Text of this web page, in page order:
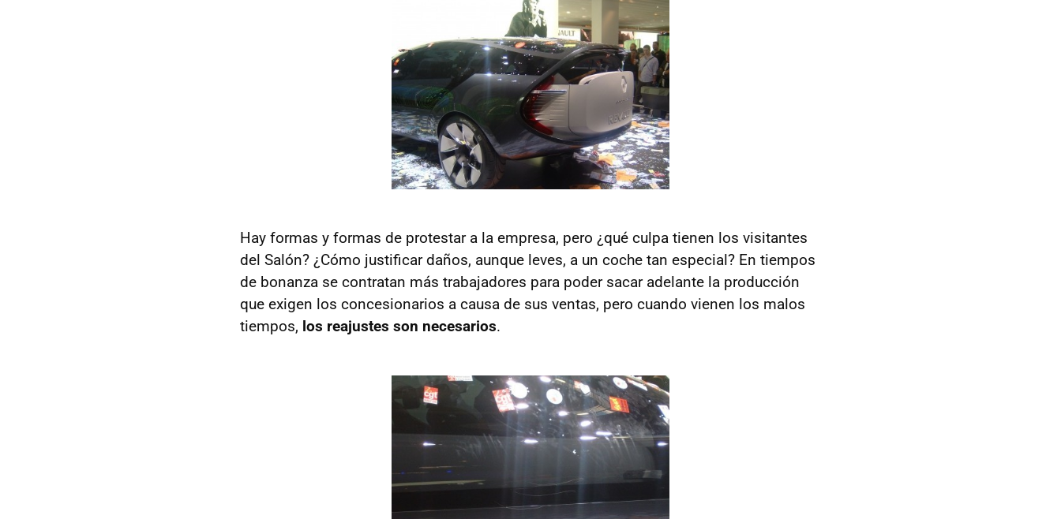
Hay formas y formas de protestar a la empresa, pero ¿qué culpa tienen los visitantes
del Salón? ¿Cómo justificar daños, aunque leves, a un coche tan especial? En tiempos
de bonanza se contratan más trabajadores para poder sacar adelante la producción
que exigen los concesionarios a causa de sus ventas, pero cuando vienen los malos
tiempos, los reajustes son necesarios.